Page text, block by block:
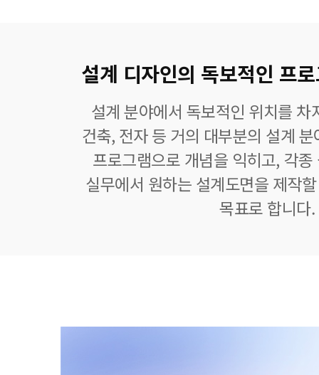
설계 디자인의 독보적인 프
설계 분야에서 독보적인 위치를 차
건축, 전자 등 거의 대부분의 설계
프로그램으로 개념을 익히고, 각
실무에서 원하는 설계도면을 제작
목표로 합니다.